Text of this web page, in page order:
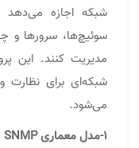
شبکه اجازه می‌دهد
سوئیچ‌ها، سرورها و
مدیریت کنند. این
شبکه‌ای برای نظارت
می‌شود.
۱-مدل معماری SNMP